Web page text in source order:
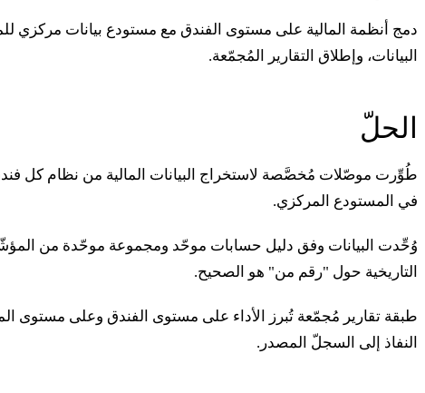
دمج أنظمة المالية على مستوى الفندق مع مستودع بيانات مركزي
البيانات، وإطلاق التقارير المُجمّعة.
الحلّ
طُوِّرت موصّلات مُخصَّصة لاستخراج البيانات المالية من نظام كل
في المستودع المركزي.
وُحِّدت البيانات وفق دليل حسابات موحّد ومجموعة موحّدة من
التاريخية حول "رقم من" هو الصحيح.
طبقة تقارير مُجمّعة تُبرز الأداء على مستوى الفندق وعلى مستوى
النفاذ إلى السجلّ المصدر.